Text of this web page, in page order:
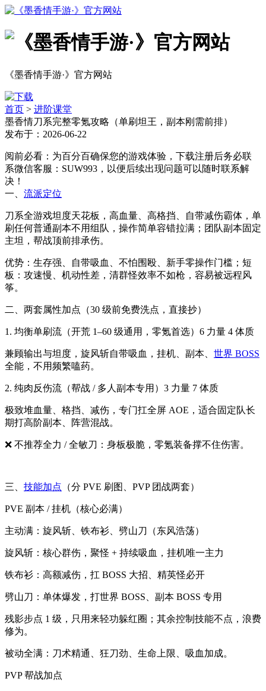
《墨香情手游·》官方网站
首页 > 进阶课堂
墨香情刀系完整零氪攻略（单刷坦王，副本刚需前排）
发布于：2026-06-22
阅前必看：为百分百确保您的游戏体验，下载注册后务必联
系微信客服：SUW993，以便后续出现问题可以随时联系解
决！
一、 流派定位
刀系全游戏坦度天花板，高血量、高格挡、自带减伤霸体，单
刷任何普通副本不用组队，操作简单容错拉满；团队副本固定
主坦，帮战顶前排承伤。
优势：生存强、自带吸血、不怕围殴、新手零操作门槛；短
板：攻速慢、机动性差，清群怪效率不如枪，容易被远程风
筝。
二、两套属性加点（30 级前免费洗点，直接抄）
1. 均衡单刷流（开荒 1–60 级通用，零氪首选）6 力量 4 体质
兼顾输出与坦度，旋风斩自带吸血，挂机、副本、 世界 BOSS
全能，不用频繁嗑药。
2. 纯肉反伤流（帮战 / 多人副本专用）3 力量 7 体质
极致堆血量、格挡、减伤，专门扛全屏 AOE，适合固定队长
期打高阶副本、阵营混战。
❌ 不推荐全力 / 全敏刀：身板极脆，零氪装备撑不住伤害。
三、 技能加点 （分 PVE 刷图、PVP 团战两套）
PVE 副本 / 挂机（核心必满）
主动满：旋风斩、铁布衫、劈山刀（东风浩荡）
旋风斩：核心群伤，聚怪 + 持续吸血，挂机唯一主力
铁布衫：高额减伤，扛 BOSS 大招、精英怪必开
劈山刀：单体爆发，打世界 BOSS、副本 BOSS 专用
残影步点 1 级，只用来轻功躲红圈；其余控制技能不点，浪费
修为。
被动全满：刀术精通、狂刀劲、生命上限、吸血加成。
PVP 帮战加点